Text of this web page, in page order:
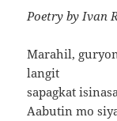
Poetry byIvan
Marahil,
langit
sapagkat
Aabutin mo